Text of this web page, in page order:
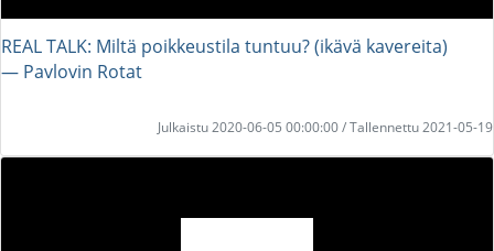
REAL TALK: Miltä poikkeustila tuntuu? (ikävä kavereita)
― Pavlovin Rotat
Julkaistu 2020-06-05 00:00:00 / Tallennettu 2021-05-19